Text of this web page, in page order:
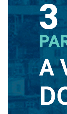
Apoie
A [BD]
direitos
esse
VEJA